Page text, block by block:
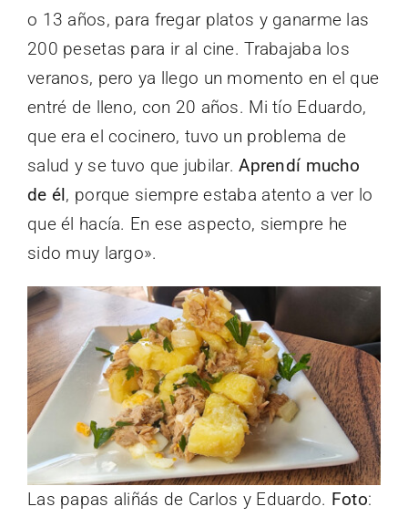
o 13 años, para fregar platos y ganarme las
200 pesetas para ir al cine. Trabajaba los
veranos, pero ya llego un momento en el que
entré de lleno, con 20 años. Mi tío Eduardo,
que era el cocinero, tuvo un problema de
salud y se tuvo que jubilar. Aprendí mucho
de él, porque siempre estaba atento a ver lo
que él hacía. En ese aspecto, siempre he
sido muy largo».
Las papas aliñás de Carlos y Eduardo. Foto: